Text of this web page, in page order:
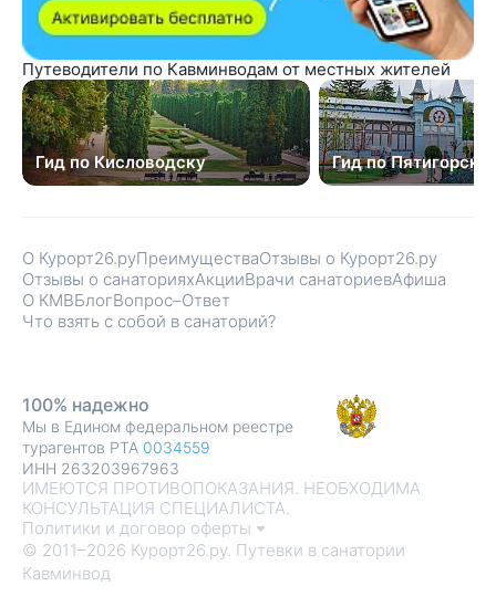
Путеводители по Кавминводам от местных жителей
Гид по Кисловодску Гид по Пятигорску
О Курорт26.руПреимуществаОтзывы о Курорт26.ру
Отзывы о санаторияхАкцииВрачи санаториевАфиша
О КМВБлогВопрос–Ответ
Что взять с собой в санаторий?
ИМЕЮТСЯ ПРОТИВОПОКАЗАНИЯ. НЕОБХОДИМА
КОНСУЛЬТАЦИЯ СПЕЦИАЛИСТА.
Политики и договор оферты
© 2011–2026 Курорт26.ру. Путевки в санатории
Кавминвод
100% надежно
Мы в Едином федеральном реестре
турагентов РТА 0034559
ИНН 263203967963